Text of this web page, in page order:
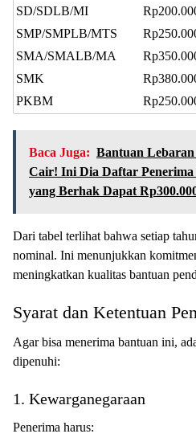
SD/SDLB/MI
SMP/SMPLB/MTS
SMA/SMALB/MA
SMK
PKBM
Baca Juga: Bantuan
Cair! Ini Dia Daftar
yang Berhak Dapat
Dari tabel terlihat bahwa setiap
nominal. Ini menunjukkan
meningkatkan kualitas bantuan
Syarat dan Ketentuan
Agar bisa menerima bantuan ini,
dipenuhi:
1. Kewarganegaraan
Penerima harus: